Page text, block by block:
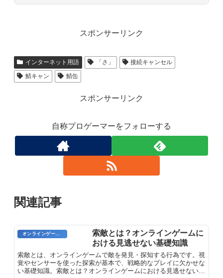
スポンサーリンク
インターネット用語 「さ」
接続キャンセル
鯖キャン
鯖缶
スポンサーリンク
自称プロゲーマーをフォローする
関連記事
オンラインゲームのプレイに関する用語
索敵とは？オンラインゲームに
おける見逃せない基礎知識
索敵とは、オンラインゲームで敵を発見・探知する行為です。視
覚やセンサーを使った探索が基本で、戦略的なプレイに欠かせな
い基礎知識。索敵とは？オンラインゲームにおける見逃せない基